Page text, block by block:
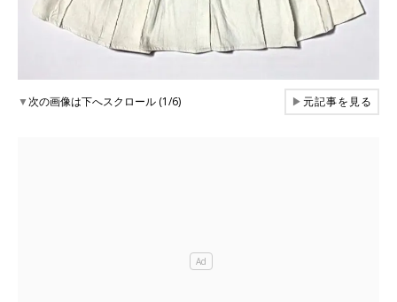
▼次の画像は下へスクロール (1/6) ▶元記事を見る